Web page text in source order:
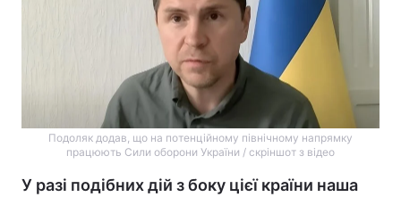
Подоляк додав, що на потенційному північному напрямку
працюють Сили оборони України / скріншот з відео
У разі подібних дій з боку цієї країни наша